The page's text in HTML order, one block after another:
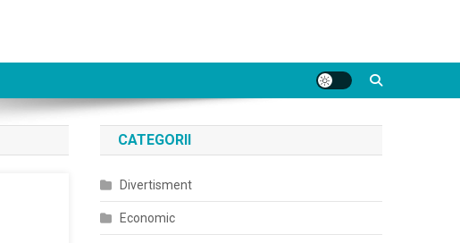
CATEGORII
Divertisment
Economic